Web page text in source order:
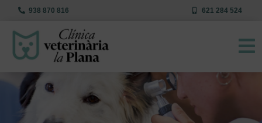
938 870 816 621 284 524